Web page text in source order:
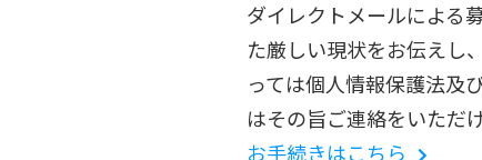
ダイレクトメールによる
た厳しい現状をお伝えし
っては個人情報保護法及
はその旨ご連絡をいただ
お手続きはこちら